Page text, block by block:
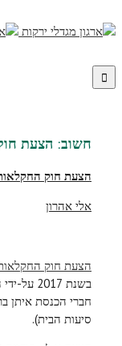
חשוב: הצעת
הצעת חוק
אלי אהרון
הצעת חוק
בשנת 2017 על-ידי היוזמים:
סיעות הבית).